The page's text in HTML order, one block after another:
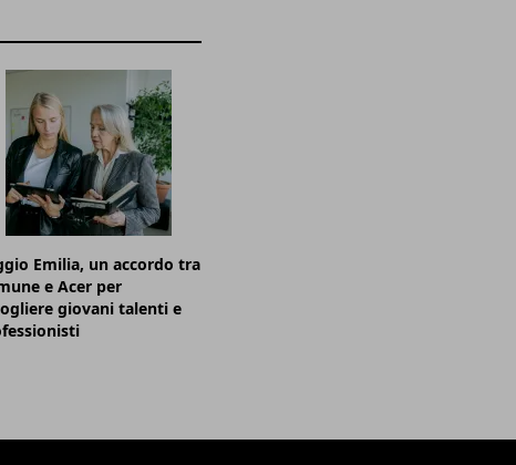
Emilia, un accordo tra
e Acer per
giovani talenti e